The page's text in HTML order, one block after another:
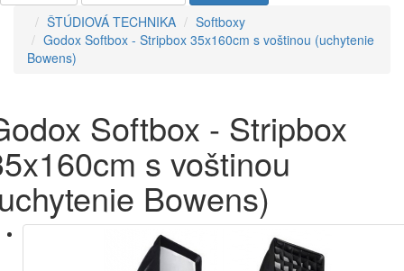
ŠTÚDIOVÁ TECHNIKA
Softboxy
Godox Softbox - Stripbox 35x160cm s voštinou (uchytenie
Bowens)
Softbox - Stripbox
s voštinou
Bowens)